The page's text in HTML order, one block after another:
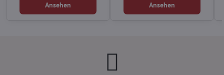
Ansehen Ansehen